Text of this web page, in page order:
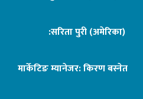
:सरिता पुरी (अमेरिका)
मार्केटिङ म्यानेजर: किरण बस्नेत